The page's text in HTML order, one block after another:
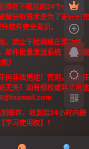
在下载后的24个小时之
解分析技术是为了更好的完
软件安全意识。
禁止干扰网络正常功能，
邮件批量发送系统（需合规
）
何非法用途！否则，产生任
无关！如有侵权或非法用途
邮件，收到后24小时内删
习使用权】！